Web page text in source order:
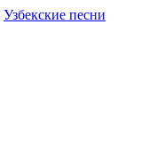
Узбекские песни